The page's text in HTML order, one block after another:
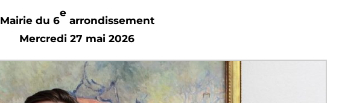
Mairie du 6
e
arrondissement
Mercredi 27 mai 2026